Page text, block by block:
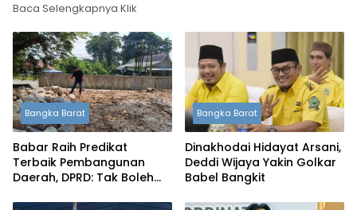
Baca Selengkapnya Klik
Bangka Barat
Babar Raih Predikat
Terbaik Pembangunan
Daerah, DPRD: Tak Boleh
Bangka Barat
Dinakhodai Hidayat Arsani,
Deddi Wijaya Yakin Golkar
Babel Bangkit